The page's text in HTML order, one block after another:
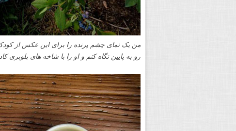
من یک نمای چشم پرنده را برای این عکس از کودک
رو به پایین نگاه کنم و او را با شاخه های بلوبری